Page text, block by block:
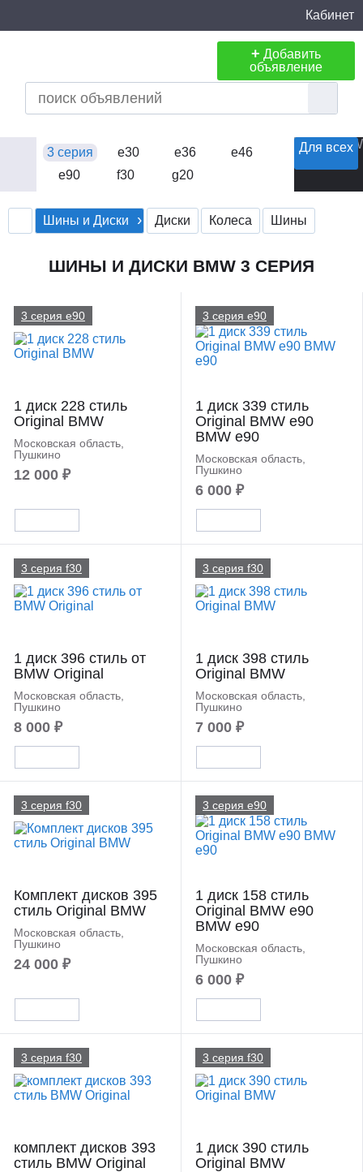
Кабинет
+ Добавить
объявление
Для всех
3 серия e30 e36
e46
e90
f30 g20
Шины и Диски Диски Колеса Шины
ШИНЫ И ДИСКИ BMW 3 СЕРИЯ
3 серия e90
1 диск 228 стиль
Original BMW
Московская область,
Пушкино
12 000 ₽
3 серия e90
1 диск 339 стиль
Original BMW e90
BMW e90
Московская область,
Пушкино
6 000 ₽
3 серия f30
1 диск 396 стиль от
BMW Original
Московская область,
Пушкино
8 000 ₽
3 серия f30
1 диск 398 стиль
Original BMW
Московская область,
Пушкино
7 000 ₽
3 серия f30
Комплект дисков 395
стиль Original BMW
Московская область,
Пушкино
24 000 ₽
3 серия e90
1 диск 158 стиль
Original BMW e90
BMW e90
Московская область,
Пушкино
6 000 ₽
3 серия f30
комплект дисков 393
стиль BMW Original
3 серия f30
1 диск 390 стиль
Original BMW